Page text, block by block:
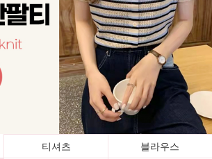
티셔츠 블라우스